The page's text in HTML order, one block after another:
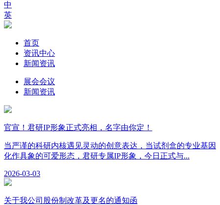
中
英
首页
资讯中心
新闻资讯
展会会议
新闻资讯
官宣！君研IP形象正式亮相，名字由你定！
当严谨的科研内核遇见灵动的创意表达，当试剂盒的专业基因
化作具象的可爱形态，君研专属IP形象，今日正式与...
2026-03-03
关于我公司股份制改革及更名的通知函